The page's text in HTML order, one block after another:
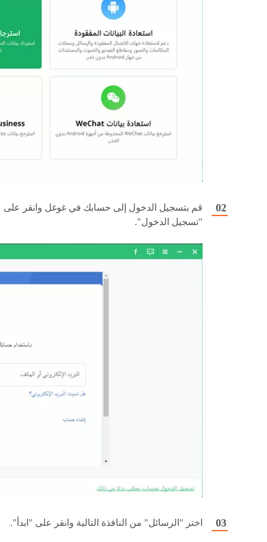
قم بتسجيل الدخول إلى حسابك في غوغل وانقر على
"تسجيل الدخول".
اختر "الرسائل" من النافذة التالية وانقر على "ابدأ".